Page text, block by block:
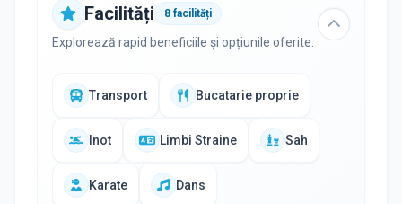
Facilități 8 facilități
Explorează rapid beneficiile și opțiunile oferite.
Transport Bucatarie proprie
Inot Limbi Straine Sah
Karate Dans